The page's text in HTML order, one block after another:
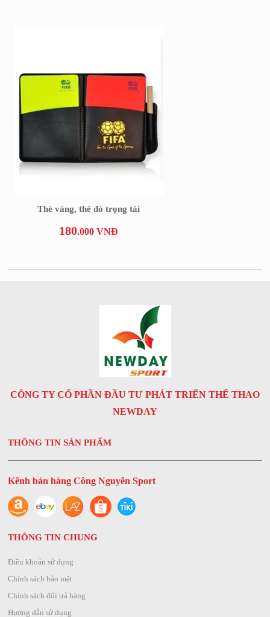
Thẻ vàng, thẻ đỏ trọng tài
180.000 VNĐ
CÔNG TY CỔ PHẦN ĐẦU TƯ PHÁT TRIỂN THỂ THAO
NEWDAY
THÔNG TIN SẢN PHẨM
Kênh bán hàng Công Nguyên Sport
THÔNG TIN CHUNG
Điều khoản sử dụng
Chính sách bảo mật
Chính sách đổi trả hàng
Hướng dẫn sử dụng